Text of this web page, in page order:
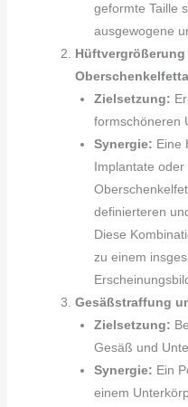
geformte Taille
ausgewogene
Hüftvergrößerung
Zielsetzung:
formschöneren
Synergie: Eine
Implantate
definierteren
Diese
zu einem
Gesäßstraffung
Zielsetzung:
Gesäß und
Synergie: Ein
einem